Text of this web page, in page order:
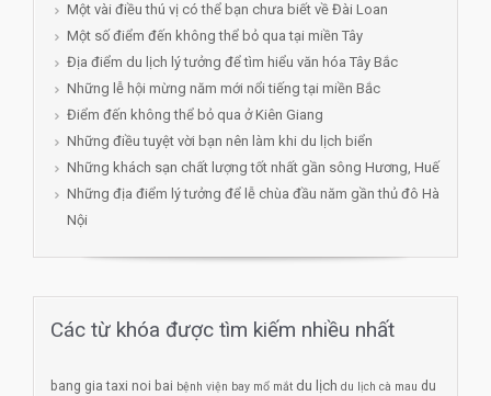
Một vài điều thú vị có thể bạn chưa biết về Đài Loan
Một số điểm đến không thể bỏ qua tại miền Tây
Địa điểm du lịch lý tưởng để tìm hiểu văn hóa Tây Bắc
Những lễ hội mừng năm mới nổi tiếng tại miền Bắc
Điểm đến không thể bỏ qua ở Kiên Giang
Những điều tuyệt vời bạn nên làm khi du lịch biển
Những khách sạn chất lượng tốt nhất gần sông Hương, Huế
Những địa điểm lý tưởng để lễ chùa đầu năm gần thủ đô Hà
Nội
Các từ khóa được tìm kiếm nhiều nhất
bang gia taxi noi bai bệnh viện bay mổ mắt du lịch du lịch cà mau du